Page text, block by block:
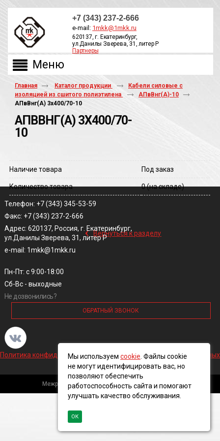
+7 (343) 237-2-666
e-mail: 1mkk@1mkk.ru
620137, г. Екатеринбург,
ул.Данилы Зверева, 31, литер Р
Партнеры
Главная Каталог продукции
Кабели силовые с
изоляцией из сшитого полиэтилена
АПвВнг(A)-10
АПвВнг(A) 3х400/70-10
АПВВНГ(A) 3Х400/70-
10
Наличие товара Под заказ
Количество товара 0(на складе)
‹ Вернуться к разделу
Телефон: +7 (343) 345-53-59
Факс: +7 (343) 237-2-666
Адрес: 620137, Россия, г. Екатеринбург,
ул.Данилы Зверева, 31, литер Р
e-mail: 1mkk@1mkk.ru
Пн-Пт: с 9:00-18:00
Сб-Вс - выходные
Не дозвонились?
ОБРАТНЫЙ ЗВОНОК
Политика конфиденциальности и обработки персональных данных
Межрегиональная кабельная компания, 2016 ©
Мы используем cookie . Файлы cookie
не могут идентифицировать вас, но
позволяют обеспечить
работоспособность сайта и помогают
улучшать качество обслуживания.
ОК